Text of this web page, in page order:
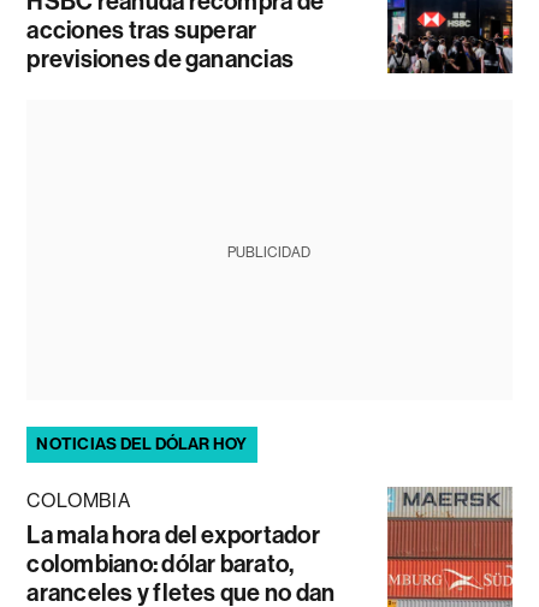
acciones tras superar
previsiones de ganancias
PUBLICIDAD
NOTICIAS DEL DÓLAR HOY
COLOMBIA
La mala hora del exportador
colombiano: dólar barato,
aranceles y fletes que no dan